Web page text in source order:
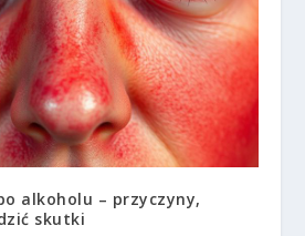
alkoholu – przyczyny,
skutki